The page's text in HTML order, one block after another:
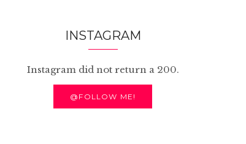
INSTAGRAM
Instagram did not return a 200.
@FOLLOW ME!